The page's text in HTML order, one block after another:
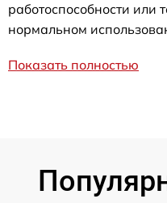
работоспособности
нормальном
Показать полностью